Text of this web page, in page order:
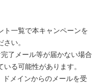
ト一覧で本キャンペーンを
い。
了メール等が届かない場合
る可能性があります。
ドメインからのメールを受